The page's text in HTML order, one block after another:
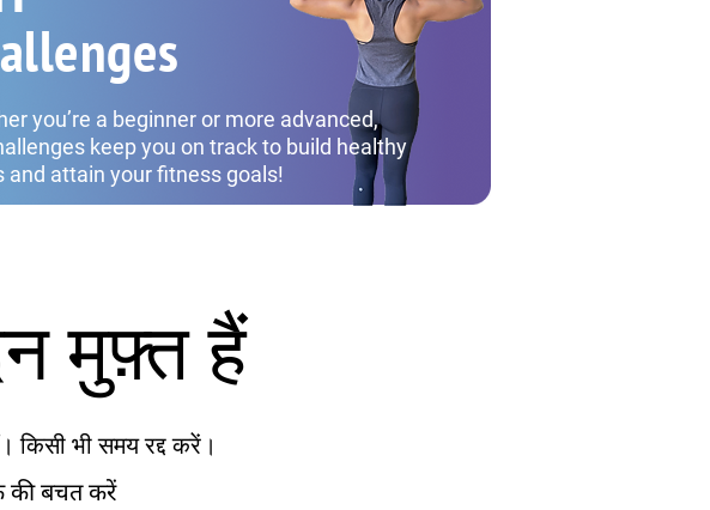
you’re a beginner or more advanced,
keep you on track to build healthy
and attain your fitness goals!
मुफ़्त हैं
किसी भी समय रद्द करें।
की बचत करें